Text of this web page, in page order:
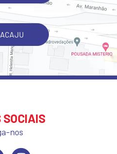
SOCIAIS
nos